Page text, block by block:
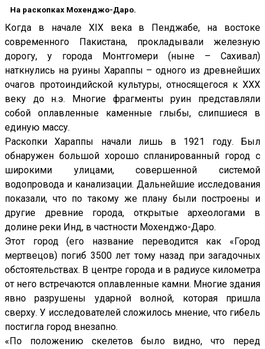
На раскопках Мохенджо-Даро.
Когда в начале XIX века в Пенджабе, на востоке
современного Пакистана, прокладывали железную
дорогу, у города Монтгомери (ныне – Сахивал)
наткнулись на руины Хараппы – одного из древнейших
очагов протоиндийской культуры, относящегося к ХХХ
веку до н.э. Многие фрагменты руин представляли
собой оплавленные каменные глыбы, слипшиеся в
единую массу.
Раскопки Хараппы начали лишь в 1921 году. Был
обнаружен большой хорошо спланированный город с
широкими улицами, совершенной системой
водопровода и канализации. Дальнейшие исследования
показали, что по такому же плану были построены и
другие древние города, открытые археологами в
долине реки Инд, в частности Мохенджо-Даро.
Этот город (его название переводится как «Город
мертвецов) погиб 3500 лет тому назад при загадочных
обстоятельствах. В центре города и в радиусе километра
от него встречаются оплавленные камни. Многие здания
явно разрушены ударной волной, которая пришла
сверху. У исследователей сложилось мнение, что гибель
постигла город внезапно.
«По положению скелетов было видно, что перед